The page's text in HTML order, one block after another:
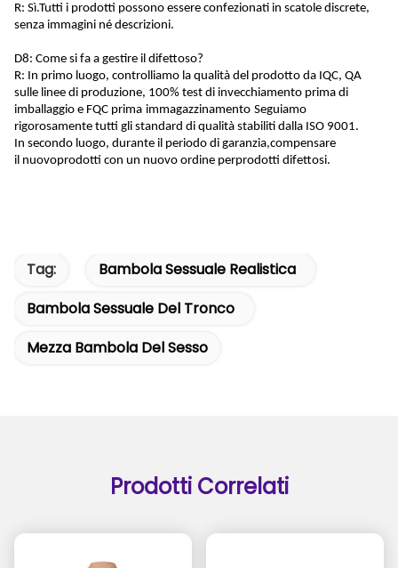
R: Sì.Tutti i prodotti possono essere confezionati in scatole discrete,
senza immagini né descrizioni.
D8: Come si fa a gestire il difettoso?
R: In primo luogo, controlliamo la qualità del prodotto da IQC, QA
sulle linee di produzione, 100% test di invecchiamento prima di
imballaggio e FQC prima immagazzinamento Seguiamo
rigorosamente tutti gli standard di qualità stabiliti dalla ISO 9001.
In secondo luogo, durante il periodo di garanzia,compensare
il nuovoprodotti con un nuovo ordine perprodotti difettosi.
Tag:
Bambola Sessuale Realistica
Bambola Sessuale Del Tronco
Mezza Bambola Del Sesso
Prodotti Correlati